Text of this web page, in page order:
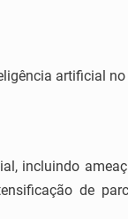
artificial
incluindo
de